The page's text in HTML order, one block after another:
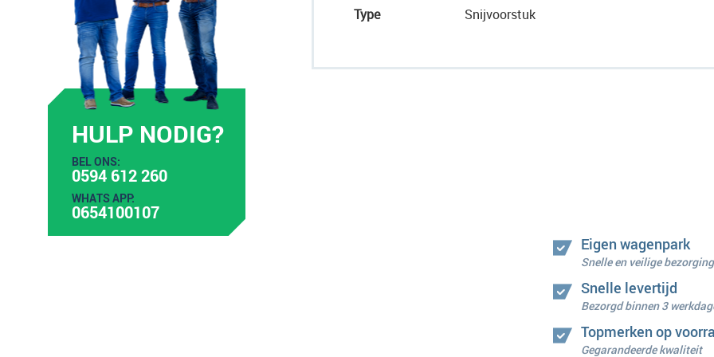
HULP NODIG?
BEL ONS:
0594 612 260
WHATS APP:
0654100107
Type
Snijvoorstuk
Eigen wagenpark
Snelle en veilige bezorging
Snelle levertijd
Bezorgd binnen 3
Topmerken op
Gegarandeerde kwaliteit